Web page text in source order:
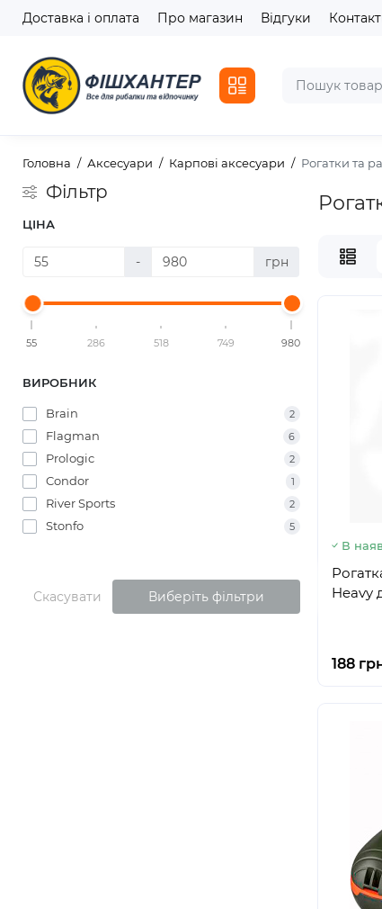
Доставка і оплата Про магазин Відгуки
Головна Аксесуари Карпові аксесуари Рогатки та
Фільтр
ЦІНА
- грн
55 286 518 749 980
ВИРОБНИК
Brain 2
Flagman 6
Prologic 2
Condor 1
River Sports 2
Stonfo 5
Скасувати Виберіть фільтри
В
Heavy
188